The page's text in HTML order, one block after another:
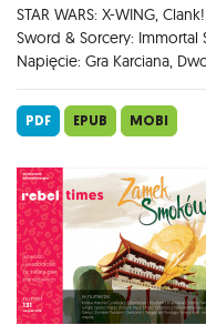
STAR WARS: X-WING,
Sword & Sorcery: Immortal
Napięcie: Gra Karciana,
PDF EPUB MOBI